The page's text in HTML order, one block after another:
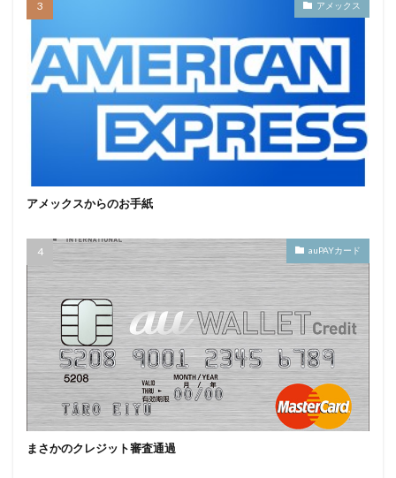
アメックス
アメックスからのお手紙
auPAYカード
まさかのクレジット審査通過